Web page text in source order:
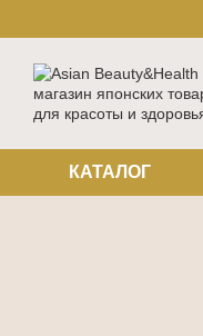
КАТАЛОГ